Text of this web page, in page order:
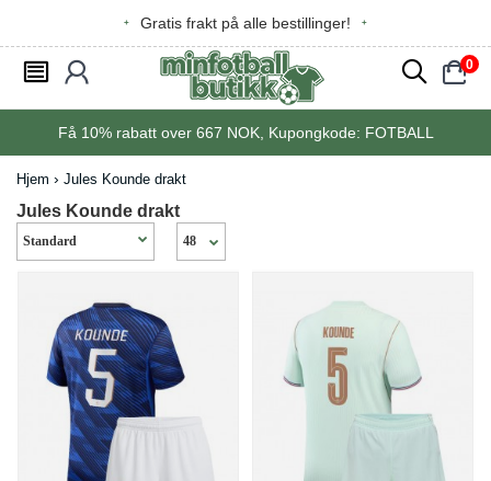
Gratis frakt på alle bestillinger!
󰂩 󰃳 󰂨 0
󰃠
Få 10%rabatt over 667 NOK, Kupongkode: FOTBALL
Hjem Jules Kounde drakt
Jules Kounde drakt